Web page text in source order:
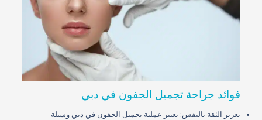
فوائد جراحة تجميل الجفون في دبي
تعزيز الثقة بالنفس: تعتبر عملية تجميل الجفون في دبي وسيلة